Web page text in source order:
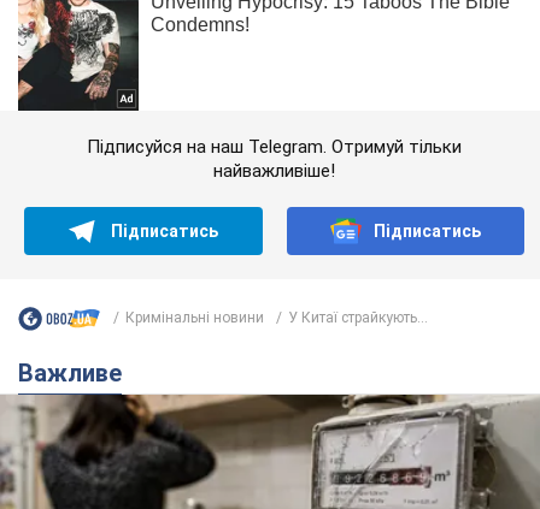
Підписуйся на наш Telegram. Отримуй тільки
найважливіше!
Підписатись Підписатись
Кримінальні новини У Китаї страйкують...
Важливе